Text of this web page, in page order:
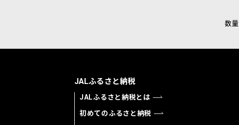
数量
JALふるさと納税
JALふるさと納税とは
初めてのふるさと納税